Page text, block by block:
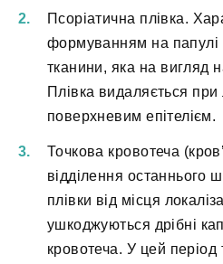
Псоріатична плівка.
формуванням на папулі
тканини, яка на вигляд
Плівка видаляється при
поверхневим епітелієм.
Точкова кровотеча
відділення останнього
плівки від місця
ушкоджуються дрібні
кровотеча. У цей період